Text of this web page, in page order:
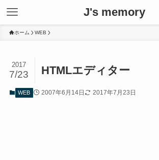
J's memory
ホーム WEB
HTMLエディター
2017
7/23
WEB 2007年6月14日 2017年7月23日